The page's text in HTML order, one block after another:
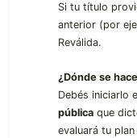
Si tu título
anterior (por
Reválida.
¿Dónde se
Debés iniciarlo
pública que
evaluará tu